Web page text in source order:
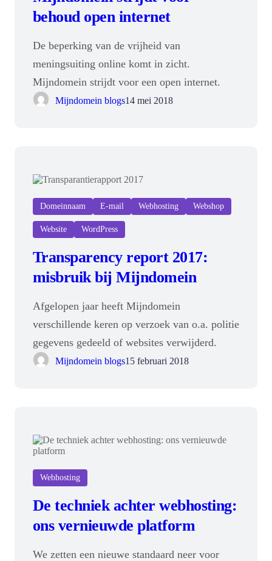
behoud open internet
De beperking van de vrijheid van
meningsuiting online komt in zicht.
Mijndomein strijdt voor een open internet.
Mijndomein blogs14 mei 2018
Domeinnaam E-mail Webhosting Webshop
Website WordPress
Transparency report 2017:
misbruik bij Mijndomein
Afgelopen jaar heeft Mijndomein
verschillende keren op verzoek van o.a. politie
gegevens gedeeld of websites verwijderd.
Mijndomein blogs15 februari 2018
Webhosting
De techniek achter webhosting:
ons vernieuwde platform
We zetten een nieuwe standaard neer voor